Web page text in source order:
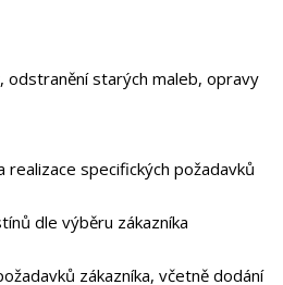
odstranění starých maleb, opravy
specifických požadavků
dle výběru zákazníka
zákazníka, včetně dodání